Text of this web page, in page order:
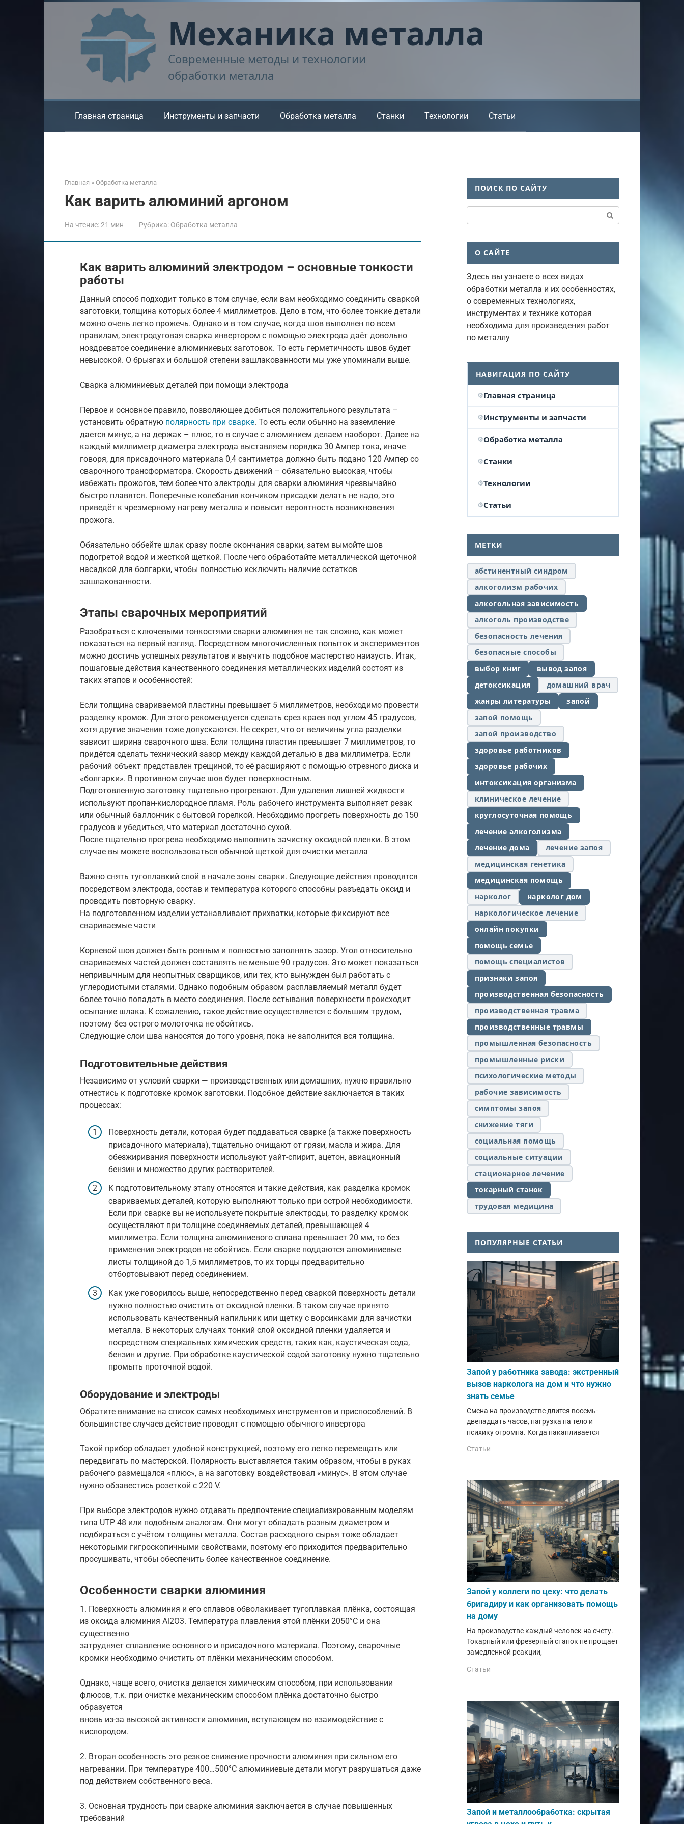
Механика металла
Современные методы и технологии
обработки металла
Главная страница Инструменты и запчасти Обработка металла Станки Технологии Статьи
Главная » Обработка металла
Как варить алюминий аргоном
На чтение:21 мин Рубрика: Обработка металла
Как варить алюминий электродом – основные тонкости
работы
Данный способ подходит только в том случае, если вам необходимо соединить сваркой
заготовки, толщина которых более 4 миллиметров. Дело в том, что более тонкие детали
можно очень легко прожечь. Однако и в том случае, когда шов выполнен по всем
правилам, электродуговая сварка инвертором с помощью электрода даёт довольно
ноздреватое соединение алюминиевых заготовок. То есть герметичность швов будет
невысокой. О брызгах и большой степени зашлакованности мы уже упоминали выше.
Сварка алюминиевых деталей при помощи электрода
Первое и основное правило, позволяющее добиться положительного результата –
установить обратную полярность при сварке. То есть если обычно на заземление
дается минус, а на держак – плюс, то в случае с алюминием делаем наоборот. Далее на
каждый миллиметр диаметра электрода выставляем порядка 30 Ампер тока, иначе
говоря, для присадочного материала 0,4 сантиметра должно быть подано 120 Ампер со
сварочного трансформатора. Скорость движений – обязательно высокая, чтобы
избежать прожогов, тем более что электроды для сварки алюминия чрезвычайно
быстро плавятся. Поперечные колебания кончиком присадки делать не надо, это
приведёт к чрезмерному нагреву металла и повысит вероятность возникновения
прожога.
Обязательно оббейте шлак сразу после окончания сварки, затем вымойте шов
подогретой водой и жесткой щеткой. После чего обработайте металлической щеточной
насадкой для болгарки, чтобы полностью исключить наличие остатков
зашлакованности.
Этапы сварочных мероприятий
Разобраться с ключевыми тонкостями сварки алюминия не так сложно, как может
показаться на первый взгляд. Посредством многочисленных попыток и экспериментов
можно достичь успешных результатов и выучить подобное мастерство наизусть. Итак,
пошаговые действия качественного соединения металлических изделий состоят из
таких этапов и особенностей:
Если толщина свариваемой пластины превышает 5 миллиметров, необходимо провести
разделку кромок. Для этого рекомендуется сделать срез краев под углом 45 градусов,
хотя другие значения тоже допускаются. Не секрет, что от величины угла разделки
зависит ширина сварочного шва. Если толщина пластин превышает 7 миллиметров, то
придётся сделать технический зазор между каждой деталью в два миллиметра. Если
рабочий объект представлен трещиной, то её расширяют с помощью отрезного диска и
«болгарки». В противном случае шов будет поверхностным.
Подготовленную заготовку тщательно прогревают. Для удаления лишней жидкости
используют пропан-кислородное пламя. Роль рабочего инструмента выполняет резак
или обычный баллончик с бытовой горелкой. Необходимо прогреть поверхность до 150
градусов и убедиться, что материал достаточно сухой.
После тщательно прогрева необходимо выполнить зачистку оксидной пленки. В этом
случае вы можете воспользоваться обычной щеткой для очистки металла
Важно снять тугоплавкий слой в начале зоны сварки. Следующие действия проводятся
посредством электрода, состав и температура которого способны разъедать оксид и
проводить повторную сварку.
На подготовленном изделии устанавливают прихватки, которые фиксируют все
свариваемые части
Корневой шов должен быть ровным и полностью заполнять зазор. Угол относительно
свариваемых частей должен составлять не меньше 90 градусов. Это может показаться
непривычным для неопытных сварщиков, или тех, кто вынужден был работать с
углеродистыми сталями. Однако подобным образом расплавляемый металл будет
более точно попадать в место соединения. После остывания поверхности происходит
осыпание шлака. К сожалению, такое действие осуществляется с большим трудом,
поэтому без острого молоточка не обойтись.
Следующие слои шва наносятся до того уровня, пока не заполнится вся толщина.
Подготовительные действия
Независимо от условий сварки — производственных или домашних, нужно правильно
отнестись к подготовке кромок заготовки. Подобное действие заключается в таких
процессах:
Поверхность детали, которая будет поддаваться сварке (а также поверхность
присадочного материала), тщательно очищают от грязи, масла и жира. Для
обезжиривания поверхности используют уайт-спирит, ацетон, авиационный
бензин и множество других растворителей.
К подготовительному этапу относятся и такие действия, как разделка кромок
свариваемых деталей, которую выполняют только при острой необходимости.
Если при сварке вы не используете покрытые электроды, то разделку кромок
осуществляют при толщине соединяемых деталей, превышающей 4
миллиметра. Если толщина алюминиевого сплава превышает 20 мм, то без
применения электродов не обойтись. Если сварке поддаются алюминиевые
листы толщиной до 1,5 миллиметров, то их торцы предварительно
отбортовывают перед соединением.
Как уже говорилось выше, непосредственно перед сваркой поверхность детали
нужно полностью очистить от оксидной пленки. В таком случае принято
использовать качественный напильник или щетку с ворсинками для зачистки
металла. В некоторых случаях тонкий слой оксидной пленки удаляется и
посредством специальных химических средств, таких как, каустическая сода,
бензин и другие. При обработке каустической содой заготовку нужно тщательно
промыть проточной водой.
Оборудование и электроды
Обратите внимание на список самых необходимых инструментов и приспособлений. В
большинстве случаев действие проводят с помощью обычного инвертора
Такой прибор обладает удобной конструкцией, поэтому его легко перемещать или
передвигать по мастерской. Полярность выставляется таким образом, чтобы в руках
рабочего размещался «плюс», а на заготовку воздействовал «минус». В этом случае
нужно обзавестись розеткой с 220 V.
При выборе электродов нужно отдавать предпочтение специализированным моделям
типа UTP 48 или подобным аналогам. Они могут обладать разным диаметром и
подбираться с учётом толщины металла. Состав расходного сырья тоже обладает
некоторыми гигроскопичными свойствами, поэтому его приходится предварительно
просушивать, чтобы обеспечить более качественное соединение.
Особенности сварки алюминия
1. Поверхность алюминия и его сплавов обволакивает тугоплавкая плёнка, состоящая
из оксида алюминия Al2O3. Температура плавления этой плёнки 2050°C и она
существенно
затрудняет сплавление основного и присадочного материала. Поэтому, сварочные
кромки необходимо очистить от плёнки механическим способом.
Однако, чаще всего, очистка делается химическим способом, при использовании
флюсов, т.к. при очистке механическим способом плёнка достаточно быстро
образуется
вновь из-за высокой активности алюминия, вступающем во взаимодействие с
кислородом.
2. Вторая особенность это резкое снижение прочности алюминия при сильном его
нагревании. При температуре 400…500°C алюминиевые детали могут разрушаться даже
под действием собственного веса.
3. Основная трудность при сварке алюминия заключается в случае повышенных
требований
ПОИСК ПО САЙТУ
О САЙТЕ
Здесь вы узнаете о всех видах
обработки металла и их особенностях,
о современных технологиях,
инструментах и технике которая
необходима для произведения работ
по металлу
НАВИГАЦИЯ ПО САЙТУ
Главная страница
Инструменты и запчасти
Обработка металла
Станки
Технологии
Статьи
МЕТКИ
абстинентный синдром
алкоголизм рабочих
алкогольная зависимость
алкоголь производстве
безопасность лечения
безопасные способы
выбор книг
вывод запоя
детоксикация
домашний врач
жанры литературы
запой
запой помощь
запой производство
здоровье работников
здоровье рабочих
интоксикация организма
клиническое лечение
круглосуточная помощь
лечение алкоголизма
лечение дома
лечение запоя
медицинская генетика
медицинская помощь
нарколог
нарколог дом
наркологическое лечение
онлайн покупки
помощь семье
помощь специалистов
признаки запоя
производственная безопасность
производственная травма
производственные травмы
промышленная безопасность
промышленные риски
психологические методы
рабочие зависимость
симптомы запоя
снижение тяги
социальная помощь
социальные ситуации
стационарное лечение
токарный станок
трудовая медицина
ПОПУЛЯРНЫЕ СТАТЬИ
Запой у работника завода: экстренный
вызов нарколога на дом и что нужно
знать семье
Смена на производстве длится восемь-
двенадцать часов, нагрузка на тело и
психику огромна. Когда накапливается
Статьи
Запой у коллеги по цеху: что делать
бригадиру и как организовать помощь
на дому
На производстве каждый человек на счету.
Токарный или фрезерный станок не прощает
замедленной реакции,
Статьи
Запой и металлообработка: скрытая